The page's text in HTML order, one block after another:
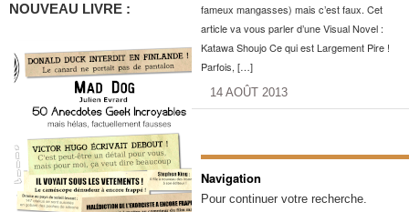
NOUVEAU LIVRE :
fameux mangasses) mais c’est faux. Cet
article va vous parler d’une Visual Novel :
Katawa Shoujo Ce qui est Largement Pire !
Parfois, […]
14 AOÛT 2013
Navigation
Pour continuer votre recherche.